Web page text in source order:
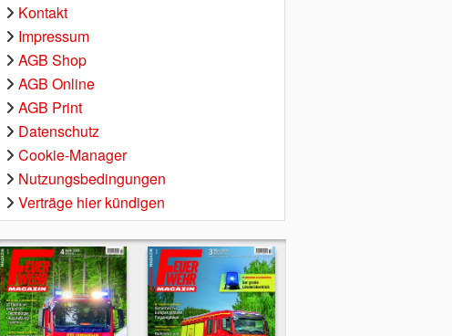
Kontakt
Impressum
AGB Shop
AGB Online
AGB Print
Datenschutz
Cookie-Manager
Nutzungsbedingungen
Verträge hier kündigen